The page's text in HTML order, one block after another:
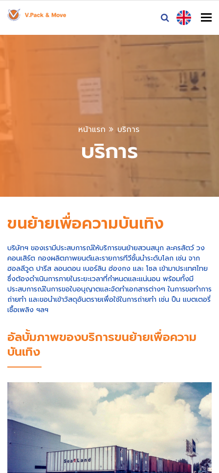
หน้าแรก บริการ
บริการ
ขนย้ายเพื่อความบันเทิง
บริษัทฯ ของเรามีประสบการณ์ให้บริการขนย้ายสวนสนุก ละครสัตว์ วง
คอนเสิร์ต กองผลิตภาพยนต์และรายการทีวีชั้นนำระดับโลก เช่น จาก
ฮอลลีวูด ปารีส ลอนดอน เบอร์ลิน ฮ่องกง และ โซล เข้ามาประเทศไทย
ซึ่งต้องดำเนินการภายในระยะเวลาที่กำหนดและแน่นอน พร้อมทั้งมี
ประสบการณ์ในการขอใบอนุญาตและจัดทำเอกสารต่างๆ ในการขอทำการ
ถ่ายทำ และขอนำเข้าวัสดุอันตรายเพื่อใช้ในการถ่ายทำ เช่น ปืน แบตเตอรี่
เชื้อเพลิง ฯลฯ
อัลบั้มภาพของบริการขนย้ายเพื่อความ
บันเทิง